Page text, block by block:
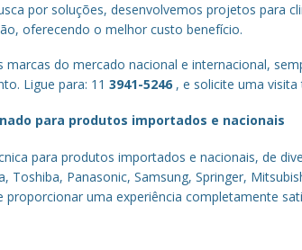
por soluções, desenvolvemos projetos para
oferecendo o melhor custo benefício.
marcas do mercado nacional e internacional,
Ligue para: 11 3941-5246 , e solicite uma
para produtos importados e nacionais
para produtos importados e nacionais, de
Toshiba, Panasonic, Samsung, Springer,
proporcionar uma experiência completamente